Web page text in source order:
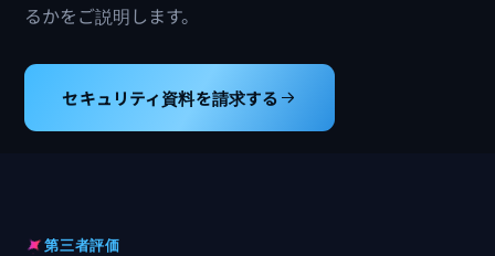
るかをご説明します。
セキュリティ資料を請求する
第三者評価